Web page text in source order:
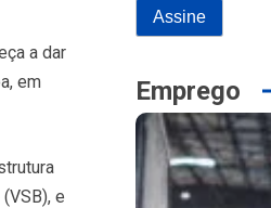
a dar
em
e
Emprego